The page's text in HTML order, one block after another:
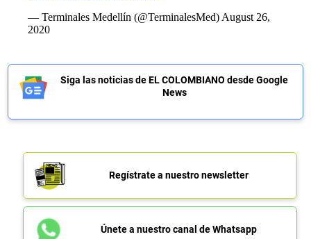
— Terminales Medellín (@TerminalesMed) August 26,
2020
Siga las noticias de EL COLOMBIANO desde Google
News
Regístrate a nuestro newsletter
Únete a nuestro canal de Whatsapp